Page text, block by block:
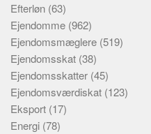
Efterløn (63)
Ejendomme (962)
Ejendomsmæglere (519)
Ejendomsskat (38)
Ejendomsskatter (45)
Ejendomsværdiskat (123)
Eksport (17)
Energi (78)